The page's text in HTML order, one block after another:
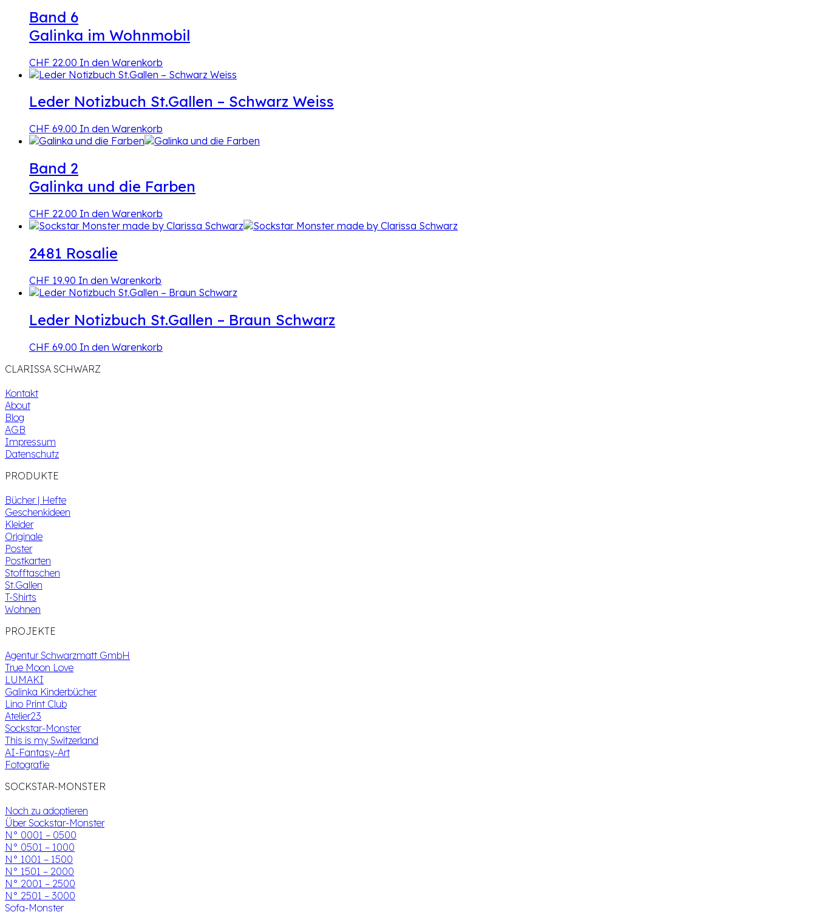
Band 6
Galinka im Wohnmobil
CHF 22.00 In den Warenkorb
Leder Notizbuch St.Gallen – Schwarz Weiss
CHF 69.00 In den Warenkorb
Band 2
Galinka und die Farben
CHF 22.00 In den Warenkorb
2481 Rosalie
CHF 19.90 In den Warenkorb
Leder Notizbuch St.Gallen – Braun Schwarz
CHF 69.00 In den Warenkorb
CLARISSA SCHWARZ
Kontakt
About
Blog
AGB
Impressum
Datenschutz
PRODUKTE
Bücher | Hefte
Geschenkideen
Kleider
Originale
Poster
Postkarten
Stofftaschen
St.Gallen
T-Shirts
Wohnen
PROJEKTE
Agentur Schwarzmatt GmbH
True Moon Love
LUMAKI
Galinka Kinderbücher
Lino Print Club
Atelier23
Sockstar-Monster
This is my Switzerland
AI-Fantasy-Art
Fotografie
SOCKSTAR-MONSTER
Noch zu adoptieren
Über Sockstar-Monster
N° 0001 – 0500
N° 0501 – 1000
N° 1001 – 1500
N° 1501 – 2000
N° 2001 – 2500
N° 2501 – 3000
Sofa-Monster